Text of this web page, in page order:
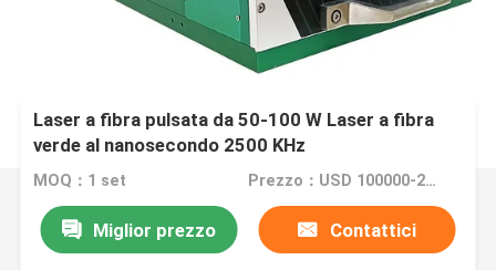
Laser a fibra pulsata da 50-100 W Laser a fibra
verde al nanosecondo 2500 KHz
MOQ：1 set Prezzo：USD 100000-20000/set
Miglior prezzo Contattici